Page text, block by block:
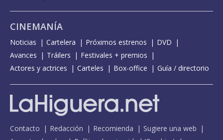
CINEMANÍA
Noticias Cartelera Próximos estrenos
DVD
Avances
Tráilers
Festivales + premios
Actores y actrices
Carteles Box-office Guía / directorio
Contacto Redacción Recomienda
Sugiere una web